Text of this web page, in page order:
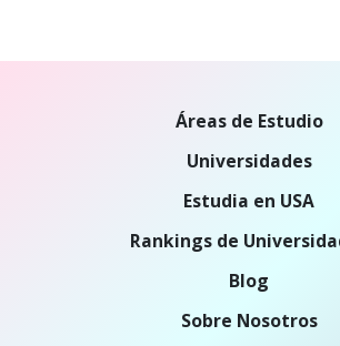
Áreas de Estudio
Universidades
Estudia en USA
Rankings de
Blog
Sobre Nosotros